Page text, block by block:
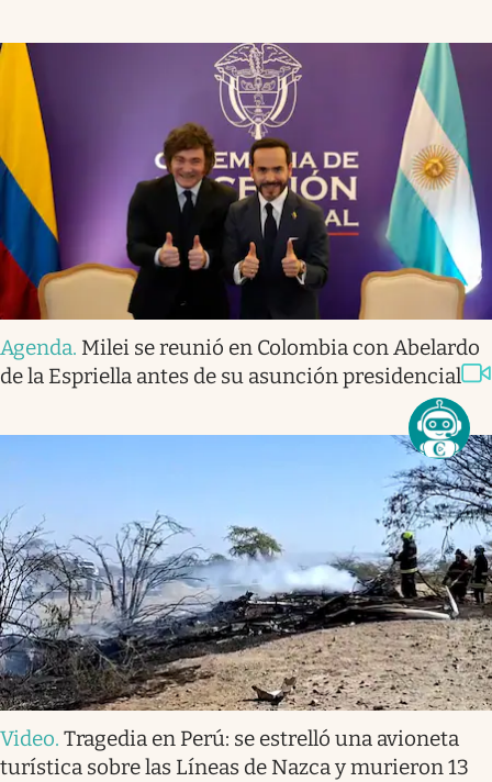
Agenda. Milei se reunió en Colombia con Abelardo
de la Espriella antes de su asunción presidencial
Video. Tragedia en Perú: se estrelló una avioneta
turística sobre las Líneas de Nazca y murieron 13